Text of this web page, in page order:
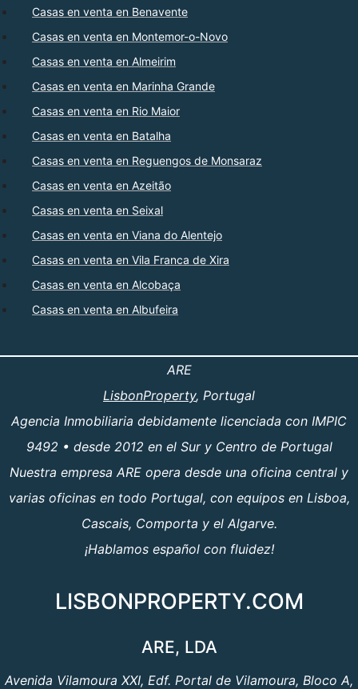
Casas en venta en Benavente
Casas en venta en Montemor-o-Novo
Casas en venta en Almeirim
Casas en venta en Marinha Grande
Casas en venta en Rio Maior
Casas en venta en Batalha
Casas en venta en Reguengos de Monsaraz
Casas en venta en Azeitão
Casas en venta en Seixal
Casas en venta en Viana do Alentejo
Casas en venta en Vila Franca de Xira
Casas en venta en Alcobaça
Casas en venta en Albufeira
ARE
LisbonProperty, Portugal
Agencia Inmobiliaria debidamente licenciada con IMPIC
9492 • desde 2012 en el Sur y Centro de Portugal
Nuestra empresa ARE opera desde una oficina central y
varias oficinas en todo Portugal, con equipos en Lisboa,
Cascais, Comporta y el Algarve.
¡Hablamos español con fluidez!
LISBONPROPERTY.COM
ARE, LDA
Avenida Vilamoura XXI, Edf. Portal de Vilamoura, Bloco A,